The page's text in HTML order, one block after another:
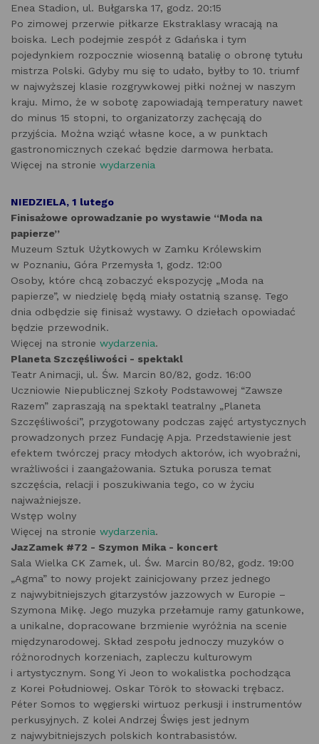
Enea Stadion, ul. Bułgarska 17, godz. 20:15
Po zimowej przerwie piłkarze Ekstraklasy wracają na
boiska. Lech podejmie zespół z Gdańska i tym
pojedynkiem rozpocznie wiosenną batalię o obronę tytułu
mistrza Polski. Gdyby mu się to udało, byłby to 10. triumf
w najwyższej klasie rozgrywkowej piłki nożnej w naszym
kraju. Mimo, że w sobotę zapowiadają temperatury nawet
do minus 15 stopni, to organizatorzy zachęcają do
przyjścia. Można wziąć własne koce, a w punktach
gastronomicznych czekać będzie darmowa herbata.
Więcej na stronie wydarzenia
NIEDZIELA, 1 lutego
Finisażowe oprowadzanie po wystawie “Moda na
papierze”
Muzeum Sztuk Użytkowych w Zamku Królewskim
w Poznaniu, Góra Przemysła 1, godz. 12:00
Osoby, które chcą zobaczyć ekspozycję „Moda na
papierze”, w niedzielę będą miały ostatnią szansę. Tego
dnia odbędzie się finisaż wystawy. O dziełach opowiadać
będzie przewodnik.
Więcej na stronie wydarzenia.
Planeta Szczęśliwości - spektakl
Teatr Animacji, ul. Św. Marcin 80/82, godz. 16:00
Uczniowie Niepublicznej Szkoły Podstawowej “Zawsze
Razem” zapraszają na spektakl teatralny „Planeta
Szczęśliwości”, przygotowany podczas zajęć artystycznych
prowadzonych przez Fundację Apja. Przedstawienie jest
efektem twórczej pracy młodych aktorów, ich wyobraźni,
wrażliwości i zaangażowania. Sztuka porusza temat
szczęścia, relacji i poszukiwania tego, co w życiu
najważniejsze.
Wstęp wolny
Więcej na stronie wydarzenia.
JazZamek #72 - Szymon Mika - koncert
Sala Wielka CK Zamek, ul. Św. Marcin 80/82, godz. 19:00
„Agma” to nowy projekt zainicjowany przez jednego
z najwybitniejszych gitarzystów jazzowych w Europie –
Szymona Mikę. Jego muzyka przełamuje ramy gatunkowe,
a unikalne, dopracowane brzmienie wyróżnia na scenie
międzynarodowej. Skład zespołu jednoczy muzyków o
różnorodnych korzeniach, zapleczu kulturowym
i artystycznym. Song Yi Jeon to wokalistka pochodząca
z Korei Południowej. Oskar Török to słowacki trębacz.
Péter Somos to węgierski wirtuoz perkusji i instrumentów
perkusyjnych. Z kolei Andrzej Święs jest jednym
z najwybitniejszych polskich kontrabasistów.